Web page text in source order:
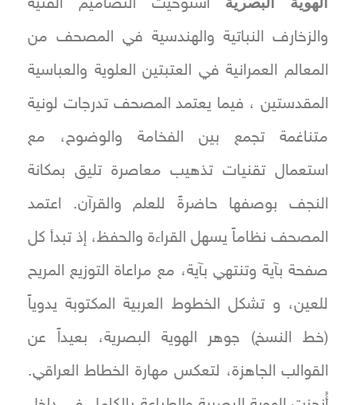
استُوحيت التصاميم الفنية
والزخارف النباتية والهندسية في المصحف من
المعالم العمرانية في العتبتين العلوية والعباسية
المقدستين ، فيما يعتمد المصحف تدرجات لونية
متناغمة تجمع بين الفخامة والوضوح، مع
استعمال تقنيات تذهيب معاصرة تليق بمكانة
النجف بوصفها حاضرةً للعلم والقرآن. اعتمد
المصحف نظاماً يسهل القراءة والحفظ، إذ تبدأ كل
صفحة بآية وتنتهي بآية، مع مراعاة التوزيع المريح
للعين، و تشكل الخطوط العربية المكتوبة يدوياً
(خط النسخ) جوهر الهوية البصرية، بعيداً عن
القوالب الجاهزة، لتعكس مهارة الخطاط العراقي.